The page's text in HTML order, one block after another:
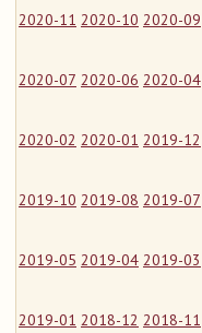
2020-11 2020-10 2020-09
2020-07 2020-06 2020-04
2020-02 2020-01 2019-12
2019-10 2019-08 2019-07
2019-05 2019-04 2019-03
2019-01 2018-12 2018-11